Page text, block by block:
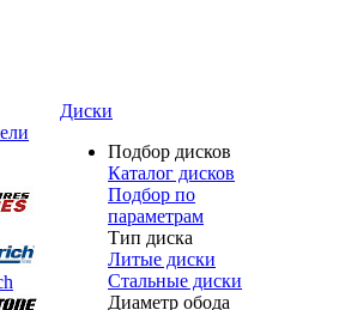
Диски
Подбор дисков
Каталог дисков
Подбор по
параметрам
Тип диска
Литые диски
Стальные диски
Диаметр обода